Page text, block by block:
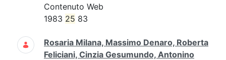
Contenuto Web
1983 25 83
Rosaria Milana, Massimo Denaro, Roberta
Feliciani, Cinzia Gesumundo, Antonino